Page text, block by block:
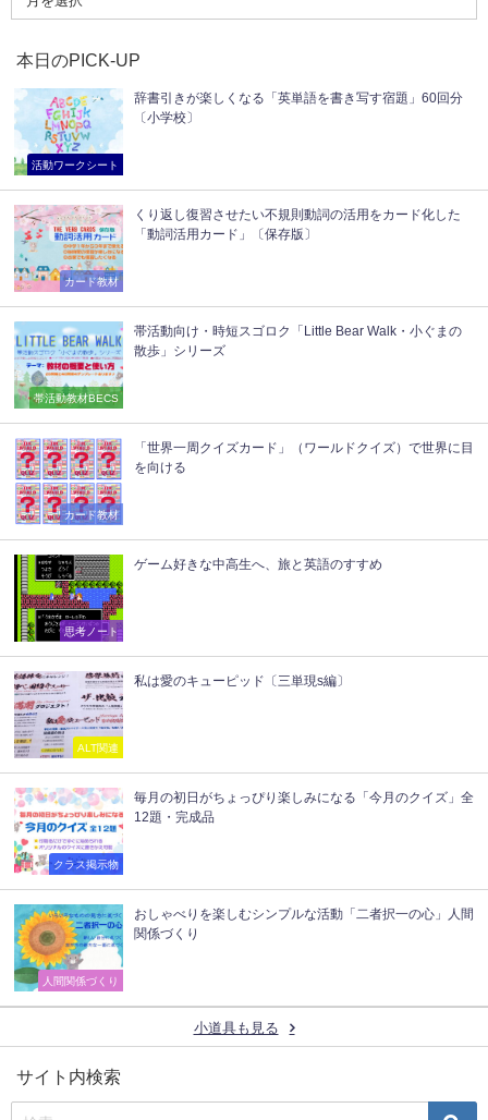
本日のPICK-UP
活動ワークシート
辞書引きが楽しくなる「英単語を書き写す宿題」60回分
〔小学校〕
カード教材
くり返し復習させたい不規則動詞の活用をカード化した
「動詞活用カード」〔保存版〕
帯活動教材BECS
帯活動向け・時短スゴロク「Little Bear Walk・小ぐまの
散歩」シリーズ
カード教材
「世界一周クイズカード」（ワールドクイズ）で世界に目
を向ける
思考ノート
ゲーム好きな中高生へ、旅と英語のすすめ
ALT関連
私は愛のキューピッド〔三単現s編〕
クラス掲示物
毎月の初日がちょっぴり楽しみになる「今月のクイズ」全
12題・完成品
人間関係づくり
おしゃべりを楽しむシンプルな活動「二者択一の心」人間
関係づくり
小道具も見る
サイト内検索